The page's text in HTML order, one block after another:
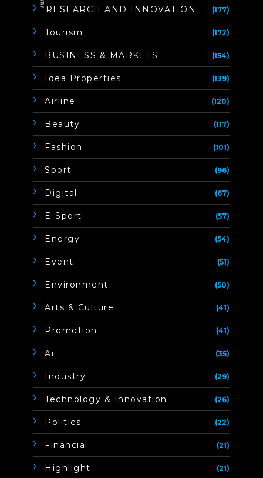
ิิีิิิิิRESEARCH AND INNOVATION (177)
Tourism (172)
BUSINESS & MARKETS (154)
Idea Properties (139)
Airline (120)
Beauty (117)
Fashion (101)
Sport (96)
Digital (67)
E-Sport (57)
Energy (54)
Event (51)
Environment (50)
Arts & Culture (41)
Promotion (41)
Ai (35)
Industry (29)
Technology & Innovation (26)
Politics (22)
Financial (21)
Highlight (21)